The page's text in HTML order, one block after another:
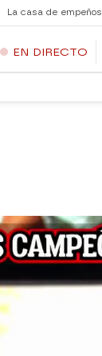
La casa de empeños
EN DIRECTO